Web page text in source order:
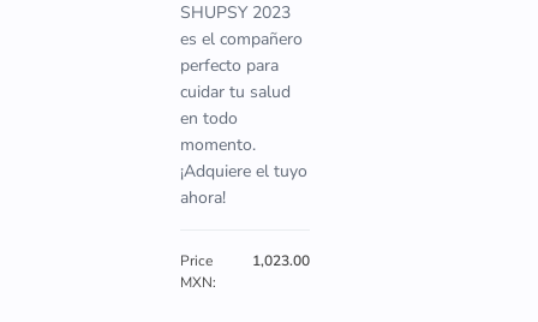
SHUPSY 2023
es el compañero
perfecto para
cuidar tu salud
en todo
momento.
¡Adquiere el tuyo
ahora!
Price
MXN:
1,023.00